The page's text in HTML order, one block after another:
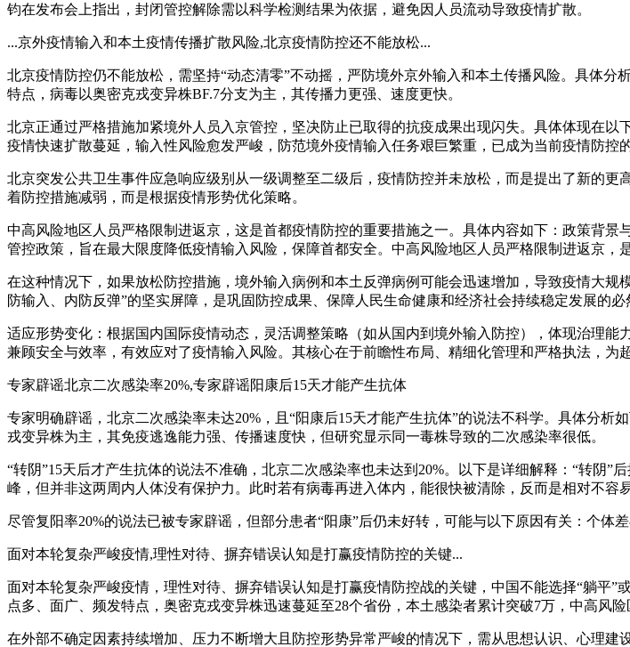
钧在发布会上指出，封闭管控解除需以科学检测结果为依据，避免因人员流动导致疫情扩散。
...京外疫情输入和本土疫情传播扩散风险,北京疫情防控还不能放松...
北京疫情防控仍不能放松，需坚持“动态清零”不动摇，严防境外京外输入和本土传播风险。具体
特点，病毒以奥密克戎变异株BF.7分支为主，其传播力更强、速度更快。
北京正通过严格措施加紧境外人员入京管控，坚决防止已取得的抗疫成果出现闪失。具体体现在
疫情快速扩散蔓延，输入性风险愈发严峻，防范境外疫情输入任务艰巨繁重，已成为当前疫情防控
北京突发公共卫生事件应急响应级别从一级调整至二级后，疫情防控并未放松，而是提出了新的
着防控措施减弱，而是根据疫情形势优化策略。
中高风险地区人员严格限制进返京，这是首都疫情防控的重要措施之一。具体内容如下：政策背
管控政策，旨在最大限度降低疫情输入风险，保障首都安全。中高风险地区人员严格限制进返京，
在这种情况下，如果放松防控措施，境外输入病例和本土反弹病例可能会迅速增加，导致疫情大
防输入、内防反弹”的坚实屏障，是巩固防控成果、保障人民生命健康和经济社会持续稳定发展的必
适应形势变化：根据国内国际疫情动态，灵活调整策略（如从国内到境外输入防控），体现治理
兼顾安全与效率，有效应对了疫情输入风险。其核心在于前瞻性布局、精细化管理和严格执法，为
专家辟谣北京二次感染率20%,专家辟谣阳康后15天才能产生抗体
专家明确辟谣，北京二次感染率未达20%，且“阳康后15天才能产生抗体”的说法不科学。具体分
戎变异株为主，其免疫逃逸能力强、传播速度快，但研究显示同一毒株导致的二次感染率很低。
“转阴”15天后才产生抗体的说法不准确，北京二次感染率也未达到20%。以下是详细解释：“转阴
峰，但并非这两周内人体没有保护力。此时若有病毒再进入体内，能很快被清除，反而是相对不容
尽管复阳率20%的说法已被专家辟谣，但部分患者“阳康”后仍未好转，可能与以下原因有关：个体
面对本轮复杂严峻疫情,理性对待、摒弃错误认知是打赢疫情防控的关键...
面对本轮复杂严峻疫情，理性对待、摒弃错误认知是打赢疫情防控战的关键，中国不能选择“躺平
点多、面广、频发特点，奥密克戎变异株迅速蔓延至28个省份，本土感染者累计突破7万，中高风险
在外部不确定因素持续增加、压力不断增大且防控形势异常严峻的情况下，需从思想认识、心理